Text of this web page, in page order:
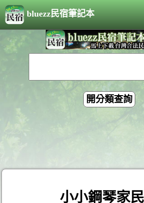
bluezz民宿筆記本
開分類查詢
小小鋼琴家